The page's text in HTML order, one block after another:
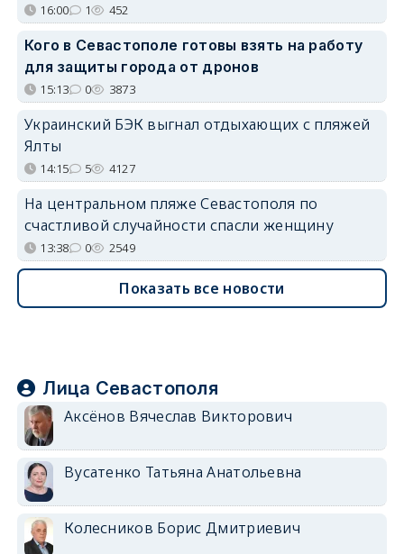
16:00 1 452
Кого в Севастополе готовы взять на работу
для защиты города от дронов
15:13 0 3873
Украинский БЭК выгнал отдыхающих с пляжей
Ялты
14:15 5 4127
На центральном пляже Севастополя по
счастливой случайности спасли женщину
13:38 0 2549
Показать все новости
Лица Севастополя
Аксёнов Вячеслав Викторович
Вусатенко Татьяна Анатольевна
Колесников Борис Дмитриевич